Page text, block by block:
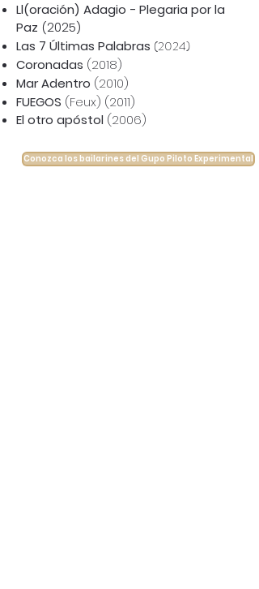
Ll(oración) Adagio - Plegaria por la
Paz (2025)
Las 7 Últimas Palabras (2024)
Coronadas (2018)
Mar Adentro (2010)
FUEGOS (Feux) (2011)
El otro apóstol (2006)
Conozca los bailarines del Gupo Piloto Experimental